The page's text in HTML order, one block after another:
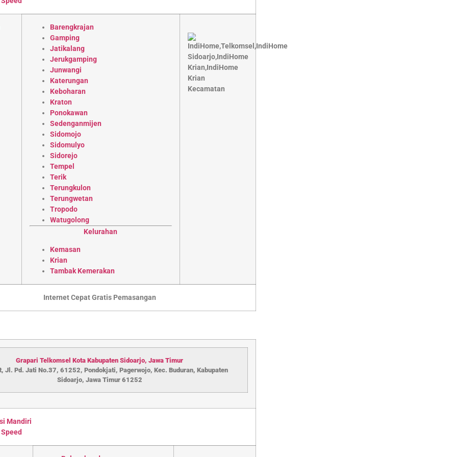
Barengkrajan
Gamping
Jatikalang
Jerukgamping
Junwangi
Katerungan
Keboharan
Kraton
Ponokawan
Sedenganmijen
Sidomojo
Sidomulyo
Sidorejo
Tempel
Terik
Terungkulon
Terungwetan
Tropodo
Watugolong
Kelurahan
Kemasan
Krian
Tambak Kemerakan
Internet Cepat Gratis Pemasangan
Grapari Telkomsel Kota Kabupaten Sidoarjo, Jawa Timur
Jl. Pd. Jati No.37, 61252, Pondokjati, Pagerwojo, Kec. Buduran, Kabupaten
Sidoarjo, Jawa Timur 61252
Mandiri